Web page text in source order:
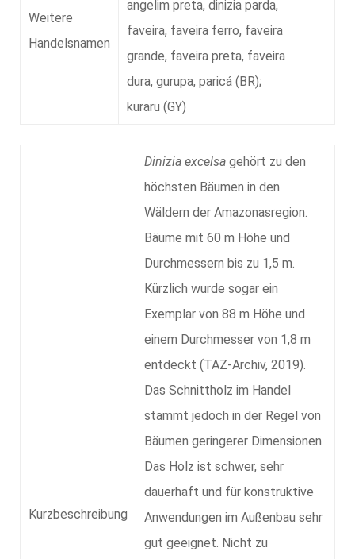
Weitere
Handelsnamen
angelim preta, dinizia parda,
faveira, faveira ferro, faveira
grande, faveira preta, faveira
dura, gurupa, paricá (BR);
kuraru (GY)
Kurzbeschreibung
Dinizia excelsa gehört zu den
höchsten Bäumen in den
Wäldern der Amazonasregion.
Bäume mit 60 m Höhe und
Durchmessern bis zu 1,5 m.
Kürzlich wurde sogar ein
Exemplar von 88 m Höhe und
einem Durchmesser von 1,8 m
entdeckt (TAZ-Archiv, 2019).
Das Schnittholz im Handel
stammt jedoch in der Regel von
Bäumen geringerer Dimensionen.
Das Holz ist schwer, sehr
dauerhaft und für konstruktive
Anwendungen im Außenbau sehr
gut geeignet. Nicht zu